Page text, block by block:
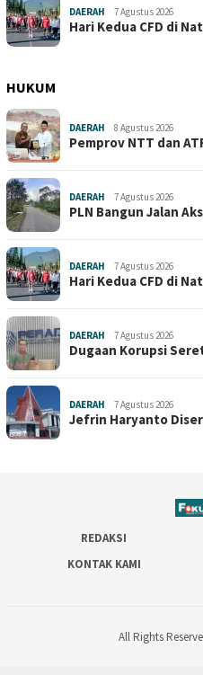
DAERAH 7 Agustus 2026
Hari Kedua CFD di
HUKUM
DAERAH 8 Agustus 2026
Pemprov NTT dan
DAERAH 7 Agustus 2026
PLN Bangun Jalan
DAERAH 7 Agustus 2026
Hari Kedua CFD di
DAERAH 7 Agustus 2026
Dugaan Korupsi
DAERAH 7 Agustus 2026
Jefrin Haryanto
REDAKSI
KONTAK KAMI
All Rights